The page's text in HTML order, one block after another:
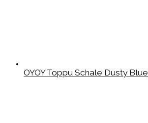
OYOY Toppu Schale Dusty Blue